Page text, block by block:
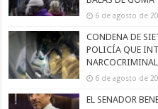
6 de agosto de
CONDENA DE
POLICÍA QUE
NARCOCRIMINAL
6 de agosto de
EL SENADOR